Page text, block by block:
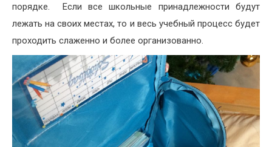
порядке. Если все школьные принадлежности будут
лежать на своих местах, то и весь учебный процесс будет
проходить слаженно и более организованно.